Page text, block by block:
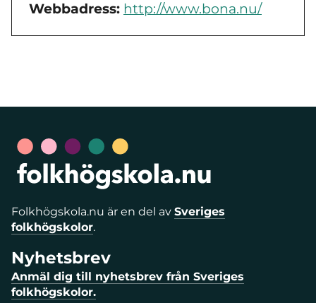
Webbadress: http://www.bona.nu/
Folkhögskola.nu är en del av Sveriges
folkhögskolor.
Nyhetsbrev
Anmäl dig till nyhetsbrev från Sveriges
folkhögskolor.